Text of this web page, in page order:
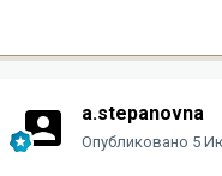
a.stepanovna
Опубликовано 5